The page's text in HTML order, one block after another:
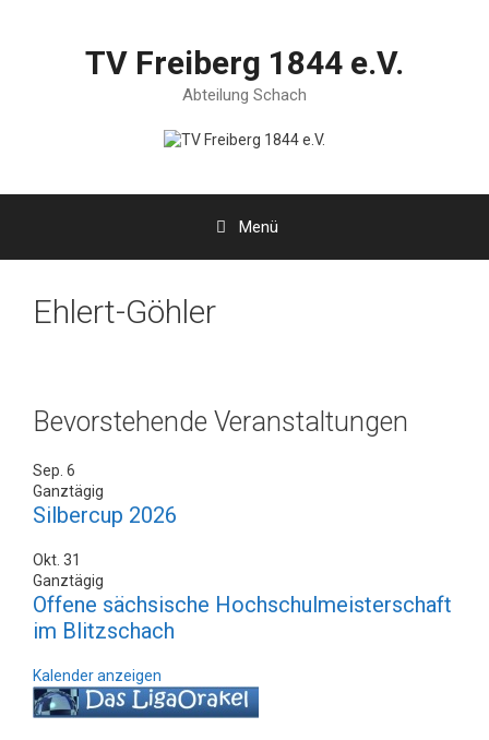
TV Freiberg 1844 e.V.
Abteilung Schach
Menü
Ehlert-Göhler
Bevorstehende Veranstaltungen
Sep. 6
Ganztägig
Silbercup 2026
Okt. 31
Ganztägig
Offene sächsische Hochschulmeisterschaft
im Blitzschach
Kalender anzeigen